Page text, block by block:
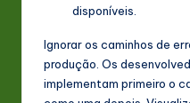
disponíveis.
Ignorar os caminhos de
produção. Os
implementam primeiro o